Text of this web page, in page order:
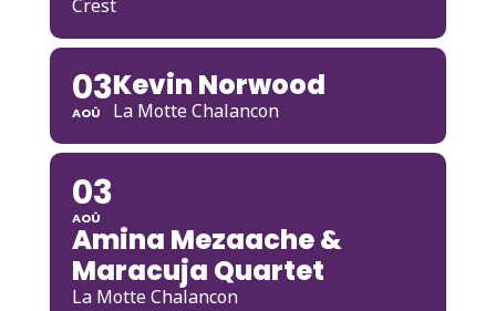
Crest
03
AOÛ
Kevin Norwood
La Motte Chalancon
03
AOÛ
Amina Mezaache &
Maracuja Quartet
La Motte Chalancon